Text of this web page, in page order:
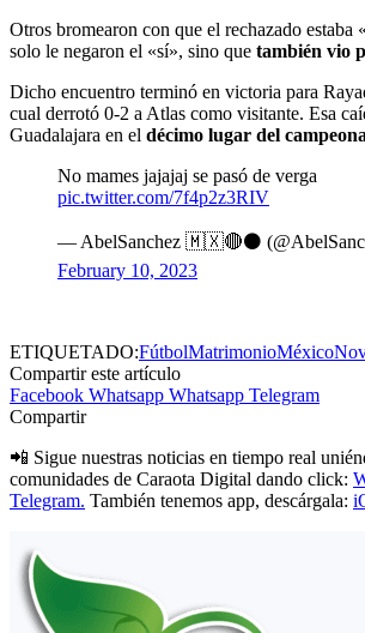
Otros bromearon con que el rechazado estaba
solo le negaron el «sí», sino que también vio
Dicho encuentro terminó en victoria para
cual derrotó 0-2 a Atlas como visitante. Esa
Guadalajara en el décimo lugar del
No mames jajajaj se pasó de verga
pic.twitter.com/7f4p2z3RIV
— AbelSanchez 🇲🇽🔴⚫️
February 10, 2023
ETIQUETADO:FútbolMatrimonioMéxico
Compartir este artículo
Facebook Whatsapp Whatsapp Telegram
Compartir
📲 Sigue nuestras noticias en tiempo real
comunidades de Caraota Digital dando click:
Telegram. También tenemos app, descárgala: